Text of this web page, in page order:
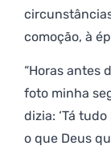
comoção, à
“Horas antes
foto minha
dizia: ‘Tá
o que Deus